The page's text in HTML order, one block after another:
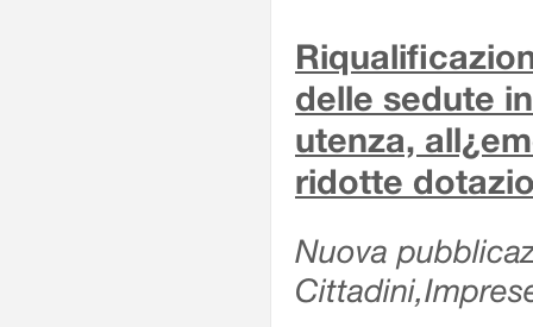
delle sedute
utenza,
ridotte
Nuova